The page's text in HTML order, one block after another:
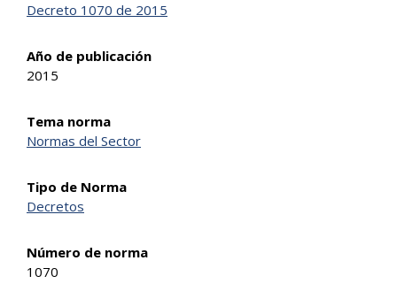
Decreto 1070 de 2015
Año de publicación
2015
Tema norma
Normas del Sector
Tipo de Norma
Decretos
Número de norma
1070